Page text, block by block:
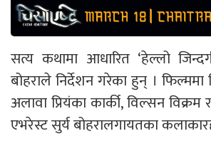
सत्य कथामा आधारित ‘हेल्लो
बोहराले निर्देशन गरेका हुन् । फिल्ममा
अलावा प्रियंका कार्की, विल्सन विक्रम
एभरेस्ट सुर्य बोहरालगायतका